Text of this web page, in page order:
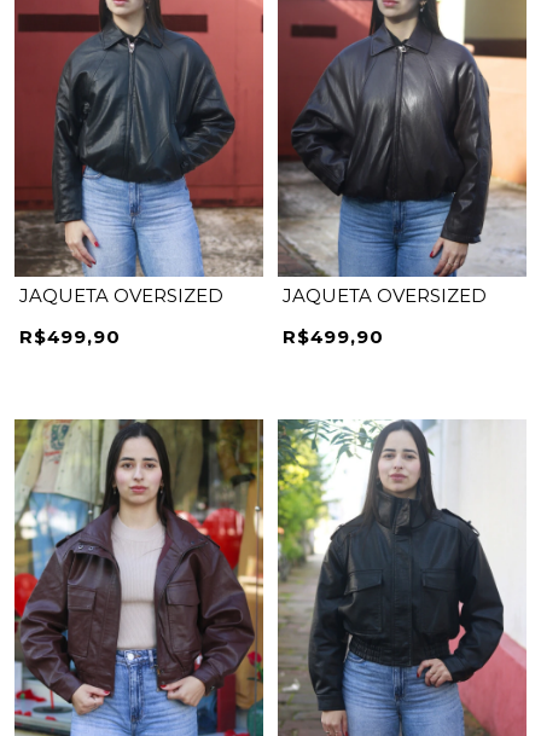
JAQUETA OVERSIZED
R$499,90
JAQUETA OVERSIZED
R$499,90